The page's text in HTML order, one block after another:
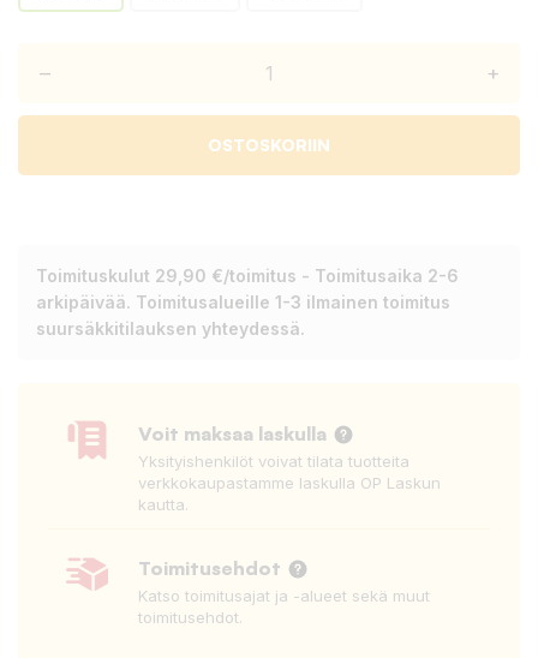
– +
OSTOSKORIIN
Toimituskulut 29,90 €/toimitus - Toimitusaika 2-6
arkipäivää. Toimitusalueille 1-3 ilmainen toimitus
suursäkkitilauksen yhteydessä.
Voit maksaa laskulla
Yksityishenkilöt voivat tilata tuotteita
verkkokaupastamme laskulla OP Laskun
kautta.
Toimitusehdot
Katso toimitusajat ja -alueet sekä muut
toimitusehdot.